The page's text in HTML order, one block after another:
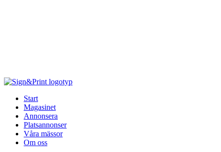
Start
Magasinet
Annonsera
Platsannonser
Våra mässor
Om oss